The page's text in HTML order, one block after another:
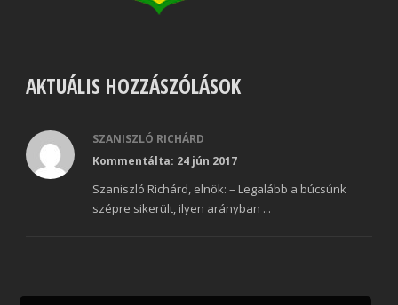
AKTUÁLIS HOZZÁSZÓLÁSOK
SZANISZLÓ RICHÁRD
Kommentálta: 24 jún 2017
Szaniszló Richárd, elnök: – Legalább a búcsúnk
szépre sikerült, ilyen arányban ...